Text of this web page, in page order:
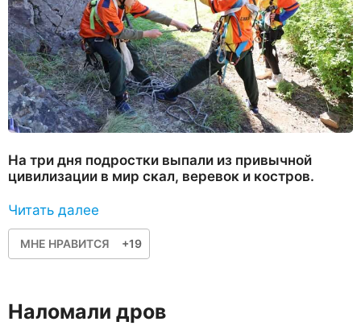
На три дня подростки выпали из привычной
цивилизации в мир скал, веревок и костров.
Читать далее
МНЕ НРАВИТСЯ +19
Наломали дров